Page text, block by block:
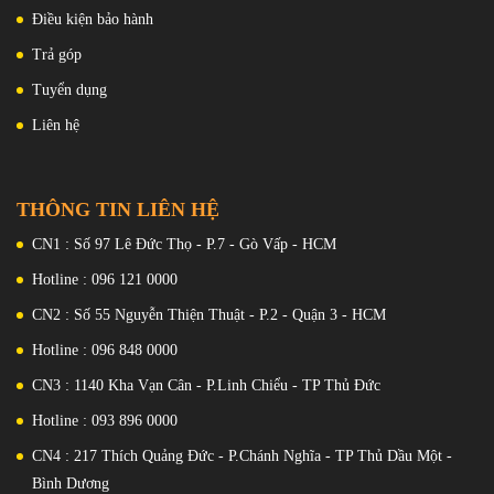
Giao hàng COD tận nơi trên toàn quốc , nhận
hàng kiểm tra rồi thanh toán.
Hỗ trợ trả góp lãi suất 0 % qua thẻ tín dụng .
Hỗ trợ góp trả trước 0 đ qua công ty tài chính
.
Bảo hành lỗi nhà sản xuất thời gian lâu dài ,
bao test lỗi 1 đổi 1 .
Hàng chính hãng yên tâm về chất lượng , giá
hợp lí .
Gattichắc chắn đáng để xem xét. Hỗ trợ trả góp
0 % , mua ngay giá rẻ tại
Điều kiện bảo hành
Trả góp
Tuyển dụng
Liên hệ
THÔNG TIN LIÊN HỆ
CN1 : Số 97 Lê Đức Thọ - P.7 - Gò Vấp - HCM
Hotline : 096 121 0000
CN2 : Số 55 Nguyễn Thiện Thuật - P.2 - Quận 3 - HCM
Hotline : 096 848 0000
CN3 : 1140 Kha Vạn Cân - P.Linh Chiểu - TP Thủ Đức
Hotline : 093 896 0000
CN4 : 217 Thích Quảng Đức - P.Chánh Nghĩa - TP Thủ Dầu Một -
Bình Dương